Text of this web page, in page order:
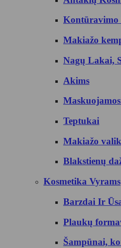
Kontūravimo
Makiažo
Nagų Lakai,
Akims
Teptukai
Makiažo
Blakstienų
Kosmetika Vyrams
Barzdai Ir
Plaukų
Šampūnai,